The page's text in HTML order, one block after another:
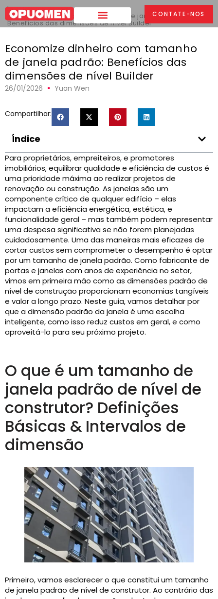
CONTATE-NOS
Lar >
Economize dinheiro com tamanho de janela padrão:
Benefícios das dimensões de nível Builder
Economize dinheiro com tamanho
de janela padrão: Benefícios das
dimensões de nível Builder
26/01/2026 Yuan Wen
Compartilhar:
Índice
Para proprietários, empreiteiros, e promotores
imobiliários, equilibrar qualidade e eficiência de custos é
uma prioridade máxima ao realizar projetos de
renovação ou construção. As janelas são um
componente crítico de qualquer edifício – elas
impactam a eficiência energética, estética, e
funcionalidade geral – mas também podem representar
uma despesa significativa se não forem planejadas
cuidadosamente. Uma das maneiras mais eficazes de
cortar custos sem comprometer o desempenho é optar
por um tamanho de janela padrão. Como fabricante de
portas e janelas com anos de experiência no setor,
vimos em primeira mão como as dimensões padrão de
nível de construção proporcionam economias tangíveis
e valor a longo prazo. Neste guia, vamos detalhar por
que a dimensão padrão da janela é uma escolha
inteligente, como isso reduz custos em geral, e como
aproveitá-lo para seu próximo projeto.
O que é um tamanho de
janela padrão de nível de
construtor? Definições
Básicas & Intervalos de
dimensão
Primeiro, vamos esclarecer o que constitui um tamanho
de janela padrão de nível de construtor. Ao contrário das